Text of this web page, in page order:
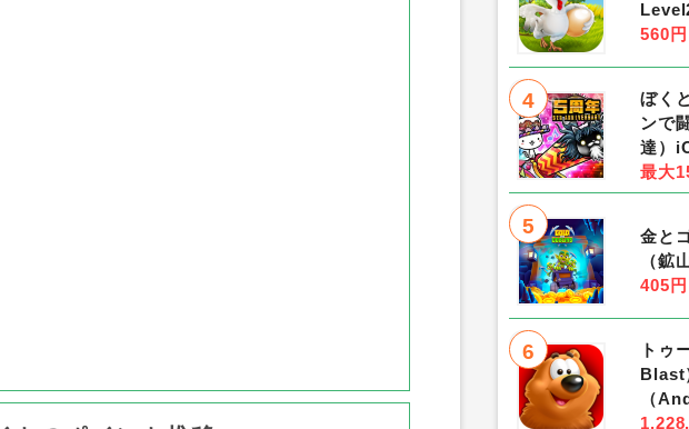
560円
4
ぼく
ンで
達）
最大
5
金と
（鉱
405円
6
トゥ
Blast
（